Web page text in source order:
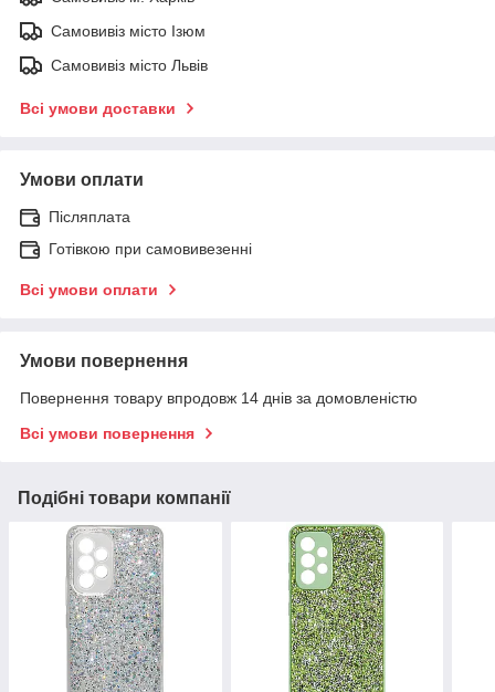
Самовивіз місто Ізюм
Самовивіз місто Львів
Всі умови доставки
Умови оплати
Післяплата
Готівкою при самовивезенні
Всі умови оплати
Умови повернення
Повернення товару впродовж 14 днів за домовленістю
Всі умови повернення
Подібні товари компанії